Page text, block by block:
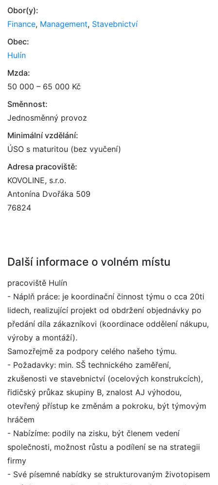
Obor(y):
Finance, Management, Stavebnictví
Obec:
Hulín
Mzda:
50 000 – 65 000 Kč
Směnnost:
Jednosměnný provoz
Minimální vzdělání:
ÚSO s maturitou (bez vyučení)
Adresa pracoviště:
KOVOLINE, s.r.o.
Antonína Dvořáka 509
76824
Další informace o volném místu
pracoviště Hulín
- Náplň práce: je koordinační činnost týmu o cca 20ti
lidech, realizující projekt od obdržení objednávky po
předání díla zákazníkovi (koordinace oddělení nákupu,
výroby a montáží).
Samozřejmě za podpory celého našeho týmu.
- Požadavky: min. SŠ technického zaměření,
zkušenosti ve stavebnictví (ocelových konstrukcích),
řidičský průkaz skupiny B, znalost AJ výhodou,
otevřený přístup ke změnám a pokroku, být týmovým
hráčem
- Nabízíme: podily na zisku, být členem vedení
společnosti, možnost růstu a podílení se na strategii
firmy
- Své písemné nabídky se strukturovaným životopisem